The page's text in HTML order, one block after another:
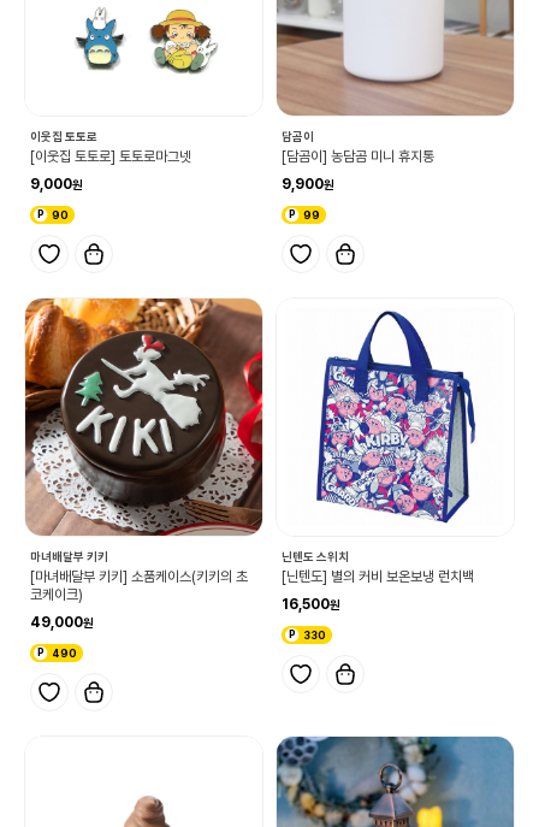
이웃집 토토로
[이웃집 토토로] 토토로마그넷
9,000
90
담곰이
[담곰이] 농담곰 미니 휴지통
9,900
99
마녀배달부 키키
[마녀배달부 키키] 소품케이스(키키의 초
코케이크)
49,000
490
닌텐도 스위치
[닌텐도] 별의 커비 보온보냉 런치백
16,500
330